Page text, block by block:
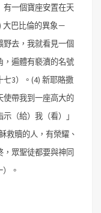
有一個寶座安置在天
大巴比倫的異象－
野去，我就看見一個
，遍體有褻瀆的名號
七3）。 (4) 新耶賂撒
使帶我到一座高大的
（給）我（看）」
救贖的人，有榮耀、
，眾聖徒都要與神同
。